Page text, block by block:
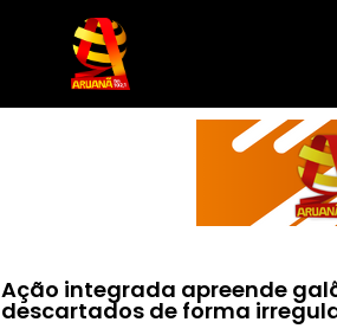
Ação integrada apreende
descartados de forma